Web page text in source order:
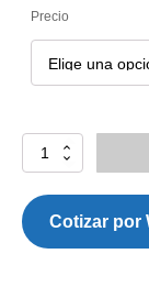
Precio
Sunnygrand
Natr
sleep
20A
+
Cotizar por